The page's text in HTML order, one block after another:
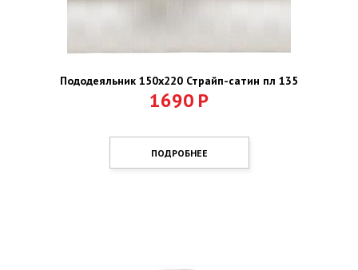
Пододеяльник 150х220 Страйп-сатин пл 135
1690 Р
ПОДРОБНЕЕ